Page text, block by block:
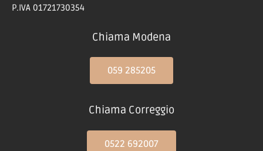
P.IVA 01721730354
Chiama Modena
059 285205
Chiama Correggio
0522 692007